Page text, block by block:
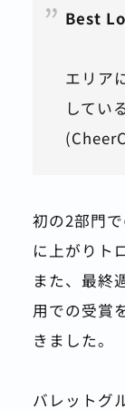
Best
エリア
してい
初の2部門
に上がりト
また、最終
用での受賞
きました。
バレットグ